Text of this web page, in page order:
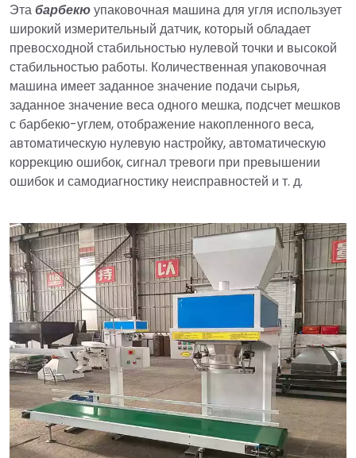
Этабарбекюупаковочная машина для угля использует
широкий измерительный датчик, который обладает
превосходной стабильностью нулевой точки и высокой
стабильностью работы. Количественная упаковочная
машина имеет заданное значение подачи сырья,
заданное значение веса одного мешка, подсчет мешков
с барбекю-углем, отображение накопленного веса,
автоматическую нулевую настройку, автоматическую
коррекцию ошибок, сигнал тревоги при превышении
ошибок и самодиагностику неисправностей и т. д.